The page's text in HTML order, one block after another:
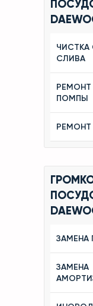
СЛИВА
РЕМОНТ
ПОМПЫ
ЗАМЕНА